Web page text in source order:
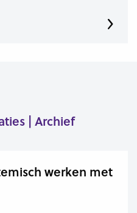
| Archief
werken met